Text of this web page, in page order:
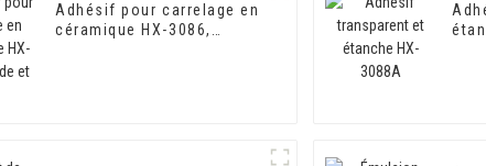
Adhésif pour carrelage en
céramique HX-3086,